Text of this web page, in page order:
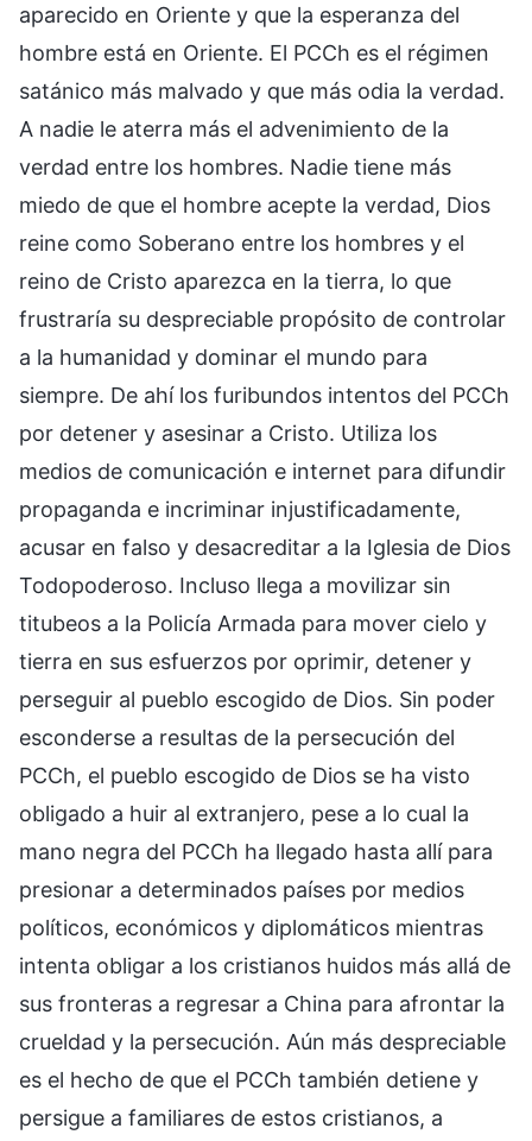
aparecido en Oriente y que la esperanza del
hombre está en Oriente. El PCCh es el régimen
satánico más malvado y que más odia la verdad.
A nadie le aterra más el advenimiento de la
verdad entre los hombres. Nadie tiene más
miedo de que el hombre acepte la verdad, Dios
reine como Soberano entre los hombres y el
reino de Cristo aparezca en la tierra, lo que
frustraría su despreciable propósito de controlar
a la humanidad y dominar el mundo para
siempre. De ahí los furibundos intentos del PCCh
por detener y asesinar a Cristo. Utiliza los
medios de comunicación e internet para difundir
propaganda e incriminar injustificadamente,
acusar en falso y desacreditar a la Iglesia de Dios
Todopoderoso. Incluso llega a movilizar sin
titubeos a la Policía Armada para mover cielo y
tierra en sus esfuerzos por oprimir, detener y
perseguir al pueblo escogido de Dios. Sin poder
esconderse a resultas de la persecución del
PCCh, el pueblo escogido de Dios se ha visto
obligado a huir al extranjero, pese a lo cual la
mano negra del PCCh ha llegado hasta allí para
presionar a determinados países por medios
políticos, económicos y diplomáticos mientras
intenta obligar a los cristianos huidos más allá de
sus fronteras a regresar a China para afrontar la
crueldad y la persecución. Aún más despreciable
es el hecho de que el PCCh también detiene y
persigue a familiares de estos cristianos, a